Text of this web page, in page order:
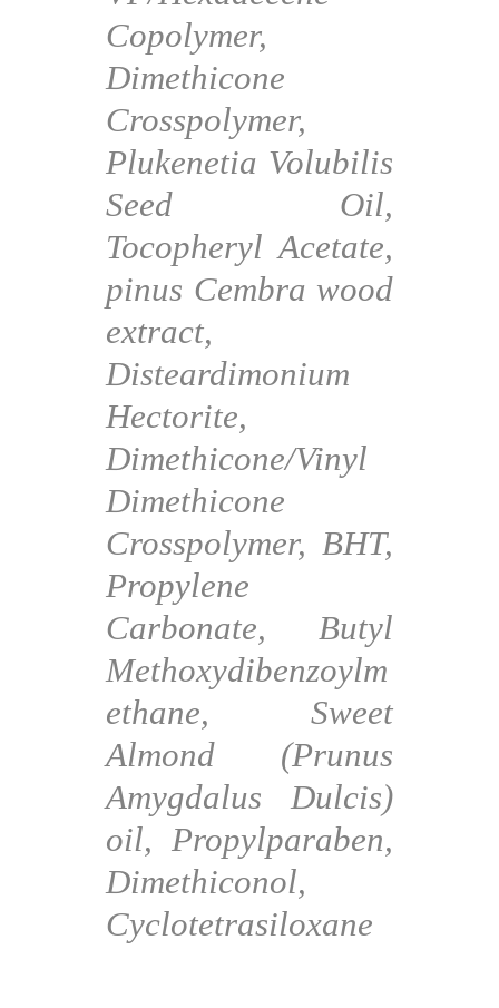
Copolymer,
Dimethicone
Crosspolymer,
Plukenetia Volubilis
Seed Oil,
Tocopheryl Acetate,
pinus Cembra wood
extract,
Disteardimonium
Hectorite,
Dimethicone/Vinyl
Dimethicone
Crosspolymer, BHT,
Propylene
Carbonate, Butyl
Methoxydibenzoylm
ethane, Sweet
Almond (Prunus
Amygdalus Dulcis)
oil, Propylparaben,
Dimethiconol,
Cyclotetrasiloxane